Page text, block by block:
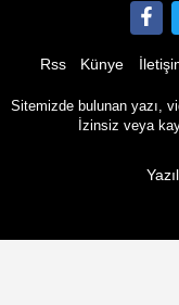
Rss Künye
Sitemizde bulunan yazı,
İzinsiz veya